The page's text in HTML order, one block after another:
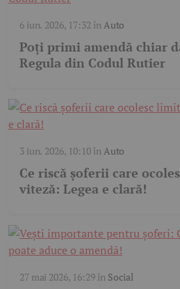
6 iun. 2026, 17:32 înAuto
Poți primi amendă chiar
Regula din Codul Rutier
3 iun. 2026, 10:10înAuto
Ce riscă șoferii care
viteză: Legea e clară!
27 mai 2026, 16:29în Social